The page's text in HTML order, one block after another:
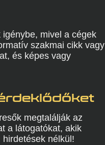
mivel a cégek
szakmai cikk vagy
és képes vagy
megtalálják az
a látogatókat, akik
nélkül!